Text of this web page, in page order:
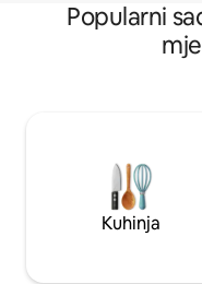
Popularni
Kuhinja